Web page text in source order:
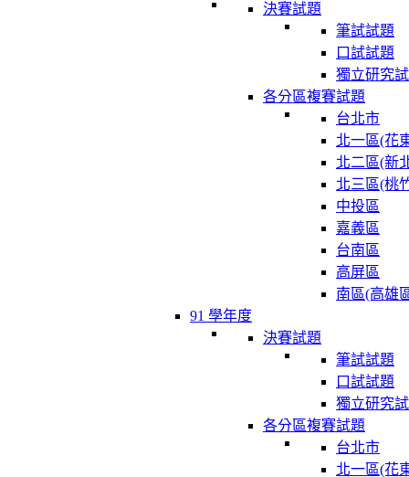
決賽試題
筆試試題
口試試題
獨立研究
各分區複賽試題
台北市
北一區(花
北二區(新
北三區(桃
中投區
嘉義區
台南區
高屏區
南區(高雄
91 學年度
決賽試題
筆試試題
口試試題
獨立研究
各分區複賽試題
台北市
北一區(花